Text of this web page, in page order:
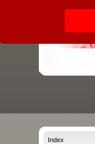
Index